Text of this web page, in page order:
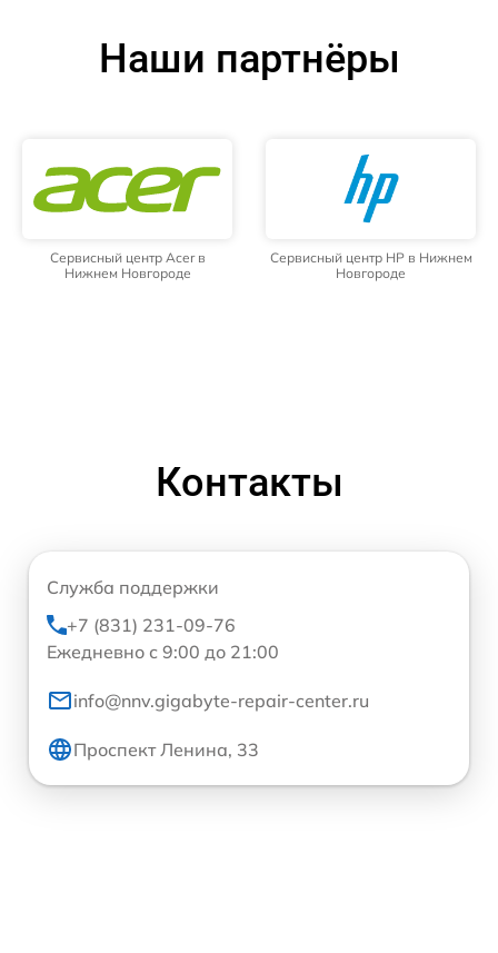
Наши партнёры
Сервисный центр Acer в
Нижнем Новгороде
Сервисный центр HP в Нижнем
Новгороде
Контакты
Служба поддержки
+7 (831) 231-09-76
Ежедневно с 9:00 до 21:00
info@nnv.gigabyte-repair-center.ru
Проспект Ленина, 33